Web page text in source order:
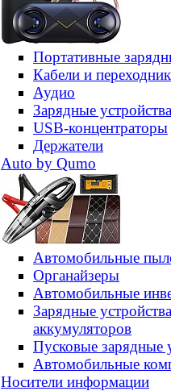
Портативные
Кабели и
Аудио
Зарядные устройства
USB-концентраторы
Держатели
Auto by Qumo
Автомобильные
Органайзеры
Автомобильные
Зарядные
аккумуляторов
Пусковые зарядные
Автомобильные
Носители информации